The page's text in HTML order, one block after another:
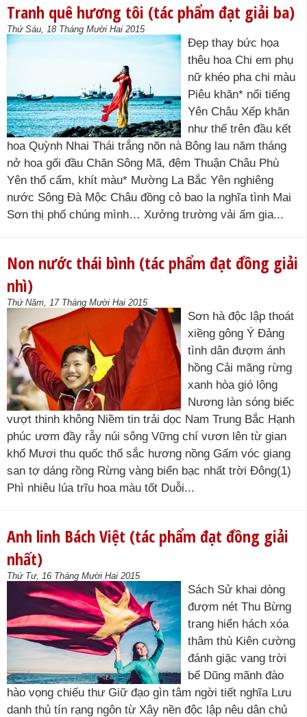
Tranh quê hương tôi (tác phẩm đạt giải ba)
Thứ Sáu, 18 Tháng Mười Hai 2015
Đẹp thay bức họa
thêu hoa Chi em phụ
nữ khéo pha chi màu
Piêu khăn* nổi tiếng
Yên Châu Xếp khăn
như thế trên đầu kết
hoa Quỳnh Nhai Thái trắng nõn nà Bông lau năm tháng
nở hoa gối đầu Chăn Sông Mã, đệm Thuận Châu Phù
Yên thổ cẩm, khít màu* Mường La Bắc Yên nghiêng
nước Sông Đà Mộc Châu đồng cỏ bao la nghĩa tình Mai
Sơn thị phố chúng mình… Xưởng trường vải ấm gia...
Non nước thái bình (tác phẩm đạt đồng giải
nhì)
Thứ Năm, 17 Tháng Mười Hai 2015
Sơn hà độc lập thoát
xiềng gông Ý Đảng
tình dân đượm ánh
hồng Cải mãng rừng
xanh hòa gió lộng
Nương làn sóng biếc
vượt thinh không Niềm tin trải dọc Nam Trung Bắc Hạnh
phúc ươm đầy rẫy núi sông Vững chí vươn lên từ gian
khổ Mươi thu quốc thổ sắc hương nồng Gấm vóc giang
san tợ dáng rồng Rừng vàng biển bạc nhất trời Đông(1)
Phì nhiêu lúa trĩu hoa màu tốt Duỗi...
Anh linh Bách Việt (tác phẩm đạt đồng giải
nhất)
Thứ Tư, 16 Tháng Mười Hai 2015
Sách Sử khai dòng
đượm nét Thu Bừng
trang hiển hách xóa
thâm thù Kiên cường
đánh giặc vang trời
bể Dũng mãnh đào
hào vọng chiếu thư Giữ đạo gìn tâm ngời tiết nghĩa Lưu
danh thủ tín rạng ngôn từ Xây nền độc lập nêu dân chủ